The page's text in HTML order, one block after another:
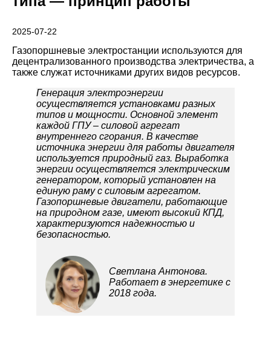
2025-07-22
Газопоршневые электростанции используются для
децентрализованного производства электричества, а
также служат источниками других видов ресурсов.
Генерация электроэнергии
осуществляется установками разных
типов и мощности. Основной элемент
каждой ГПУ – силовой агрегат
внутреннего сгорания. В качестве
источника энергии для работы двигателя
используется природный газ. Выработка
энергии осуществляется электрическим
генератором, который установлен на
единую раму с силовым агрегатом.
Газопоршневые двигатели, работающие
на природном газе, имеют высокий КПД,
характеризуются надежностью и
безопасностью.
Светлана Антонова.
Работает в энергетике с
2018 года.